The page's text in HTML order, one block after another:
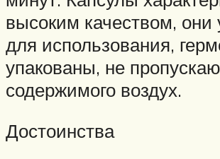
высоким качеством, они
для использования,
упакованы, не
содержимого воздух.
Достоинства